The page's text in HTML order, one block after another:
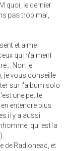
quoi, le dernier
pas trop mal,
et aime
qui n'aiment
Non je
je vous conseille
sur l'album solo
une petite
entendre plus
il y a aussi
qui est la
de Radiohead, et